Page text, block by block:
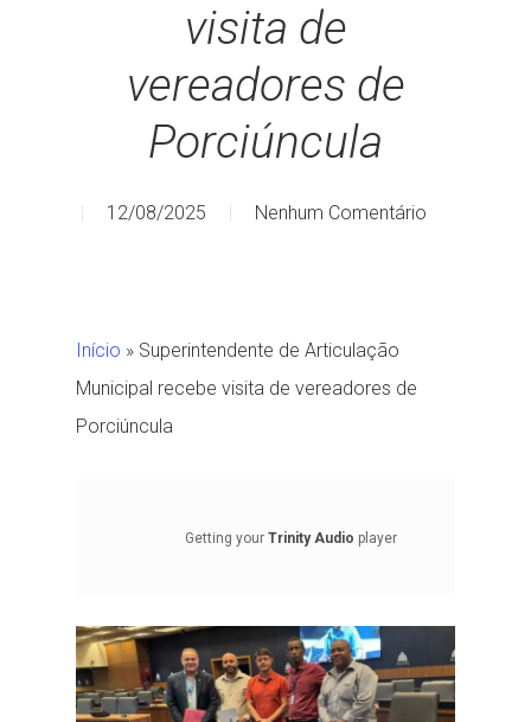
visita de
vereadores de
Porciúncula
12/08/2025 Nenhum Comentário
Início » Superintendente de Articulação
Municipal recebe visita de vereadores de
Porciúncula
Getting your Trinity Audio player
ready...